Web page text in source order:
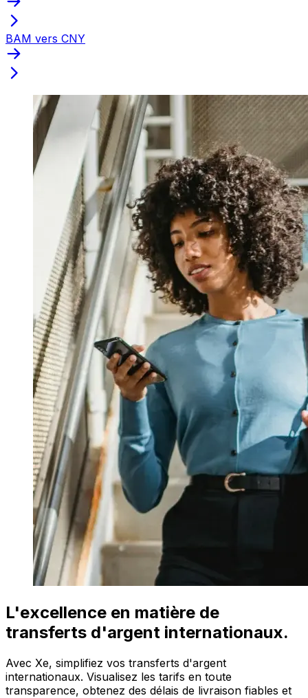
BAM vers CNY
L'excellence en matière de
transferts d'argent internationaux.
Avec Xe, simplifiez vos transferts d'argent
internationaux. Visualisez les tarifs en toute
transparence, obtenez des délais de livraison fiables et